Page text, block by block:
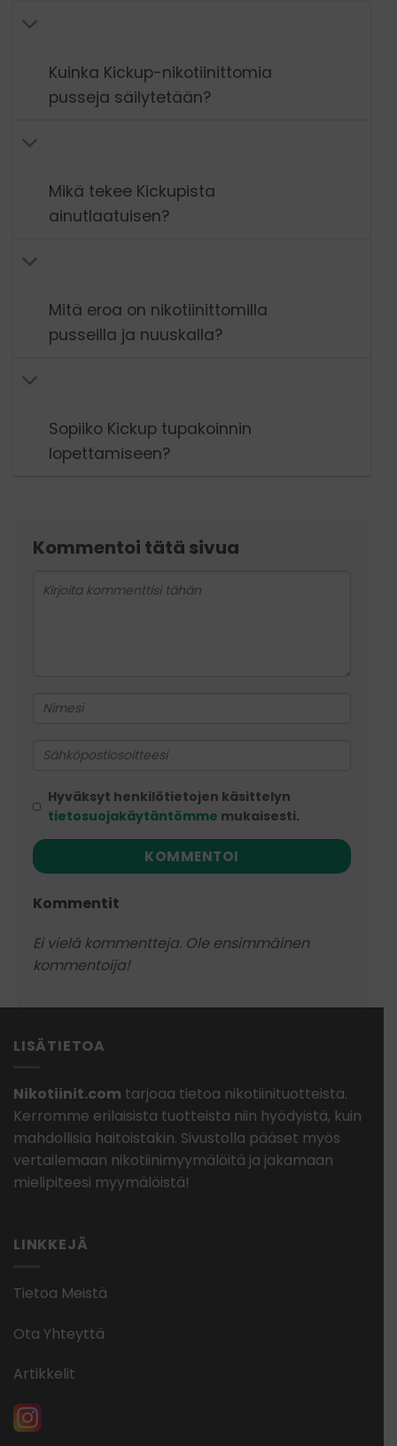
Kuinka Kickup-nikotiinittomia
pusseja säilytetään?
Mikä tekee Kickupista
ainutlaatuisen?
Mitä eroa on nikotiinittomilla
pusseilla ja nuuskalla?
Sopiiko Kickup tupakoinnin
lopettamiseen?
Kommentoi tätä sivua
Hyväksyt henkilötietojen käsittelyn
tietosuojakäytäntömme mukaisesti.
KOMMENTOI
Kommentit
Ei vielä kommentteja. Ole ensimmäinen
kommentoija!
LISÄTIETOA
Nikotiinit.com tarjoaa tietoa nikotiinituotteista.
Kerromme erilaisista tuotteista niin hyödyistä, kuin
mahdollisia haitoistakin. Sivustolla pääset myös
vertailemaan nikotiinimyymälöitä ja jakamaan
mielipiteesi myymälöistä!
LINKKEJÄ
Tietoa Meistä
Ota Yhteyttä
Artikkelit